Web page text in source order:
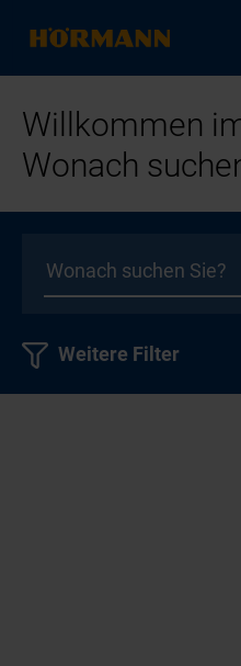
Willkommen
Wonach
Weitere Filter